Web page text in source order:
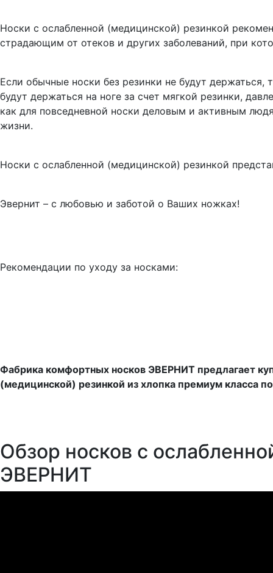
Носки с ослабленной (медицинской) резинкой
страдающим от отеков и других заболеваний, при
Если обычные носки без резинки не будут
будут держаться на ноге за счет мягкой резинки,
как для повседневной носки деловым и активным
жизни.
Носки с ослабленной (медицинской) резинкой
Эвернит – с любовью и заботой о Ваших ножках!
Рекомендации по уходу за носками:
Фабрика комфортных носков ЭВЕРНИТ предлагает
(медицинской) резинкой из хлопка премиум класса
Обзор носков с
ЭВЕРНИТ